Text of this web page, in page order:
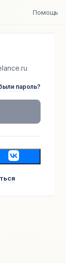
Помощь
пароль?